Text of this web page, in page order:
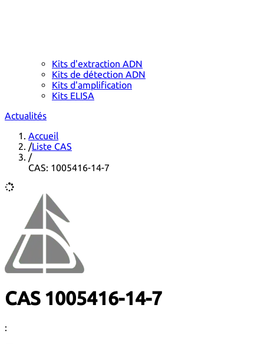
Kits d'extraction ADN
Kits de détection ADN
Kits d'amplification
Kits ELISA
Actualités
Accueil
/Liste CAS
/
CAS: 1005416-14-7
CAS 1005416-14-7
: